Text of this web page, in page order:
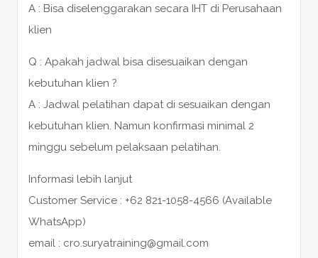
A : Bisa diselenggarakan secara IHT di Perusahaan
klien
Q : Apakah jadwal bisa disesuaikan dengan
kebutuhan klien ?
A : Jadwal pelatihan dapat di sesuaikan dengan
kebutuhan klien. Namun konfirmasi minimal 2
minggu sebelum pelaksaan pelatihan.
Informasi lebih lanjut
Customer Service : +62 821-1058-4566 (Available
WhatsApp)
email : cro.suryatraining@gmail.com